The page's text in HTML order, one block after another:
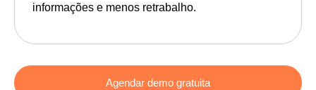
informações e menos retrabalho.
Agendar demo gratuita